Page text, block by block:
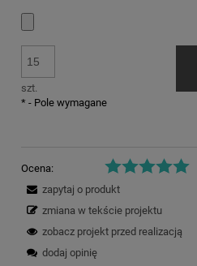
szt.
* - Pole wymagane
Ocena:
zapytaj o produkt
zmiana w tekście projektu
zobacz projekt przed realizacją
dodaj opinię